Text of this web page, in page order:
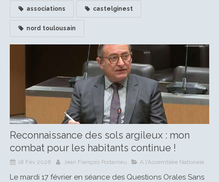
associations castelginest
nord toulousain
Reconnaissance des sols argileux : mon
combat pour les habitants continue !
18 Fév 2026 Jean François Portarrieu A l'Assemblée Nationale
Le mardi 17 février en séance des Questions Orales Sans